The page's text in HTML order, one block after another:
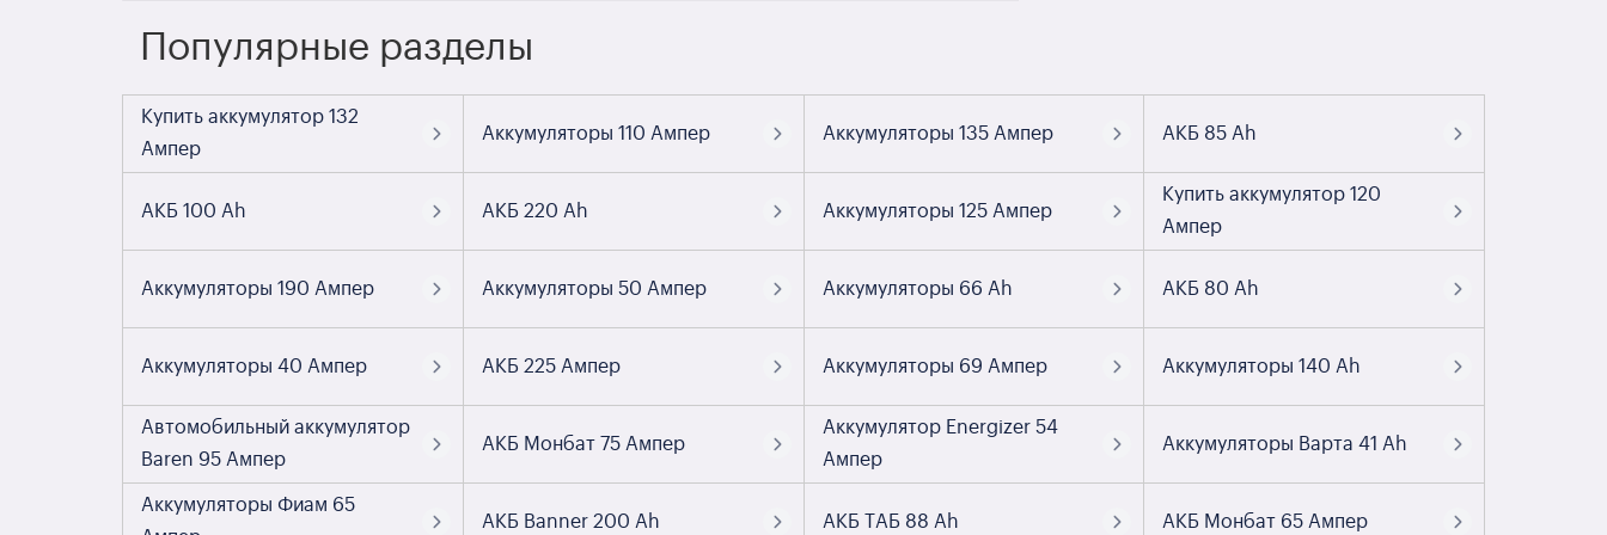
Популярные разделы
Купить аккумулятор 132
Ампер
Аккумуляторы 110 Ампер Аккумуляторы 135 Ампер АКБ 85 Ah
АКБ 100 Ah АКБ 220 Ah Аккумуляторы 125 Ампер
Купить аккумулятор 120
Ампер
Аккумуляторы 190 Ампер Аккумуляторы 50 Ампер Аккумуляторы 66 Ah АКБ 80 Ah
Аккумуляторы 40 Ампер АКБ 225 Ампер Аккумуляторы 69 Ампер Аккумуляторы 140 Ah
Автомобильный аккумулятор
Baren 95 Ампер
АКБ Монбат 75 Ампер
Аккумулятор Energizer 54
Ампер
Аккумуляторы Варта 41 Ah
Аккумуляторы Фиам 65
АКБ Banner 200 Ah АКБ ТАБ 88 Ah АКБ Монбат 65 Ампер